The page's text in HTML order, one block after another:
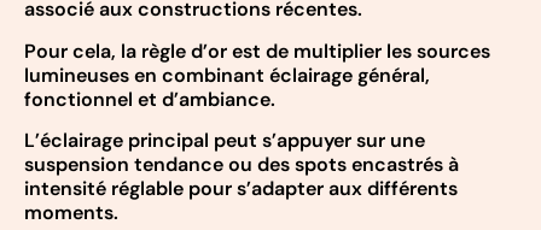
associé aux constructions récentes.
Pour cela, la règle d’or est de multiplier les sources
lumineuses en combinant éclairage général,
fonctionnel et d’ambiance.
L’éclairage principal peut s’appuyer sur une
suspension tendance ou des spots encastrés à
intensité réglable pour s’adapter aux différents
moments.